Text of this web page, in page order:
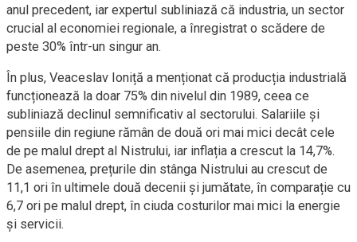
anul precedent, iar expertul subliniază că industria, un sector
crucial al economiei regionale, a înregistrat o scădere de
peste 30% într-un singur an.
În plus, Veaceslav Ioniță a menționat că producția industrială
funcționează la doar 75% din nivelul din 1989, ceea ce
subliniază declinul semnificativ al sectorului. Salariile și
pensiile din regiune rămân de două ori mai mici decât cele
de pe malul drept al Nistrului, iar inflația a crescut la 14,7%.
De asemenea, prețurile din stânga Nistrului au crescut de
11,1 ori în ultimele două decenii și jumătate, în comparație cu
6,7 ori pe malul drept, în ciuda costurilor mai mici la energie
și servicii.